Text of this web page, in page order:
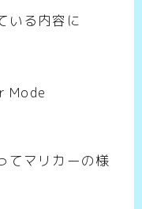
いる内容に
Mode
てマリカーの様